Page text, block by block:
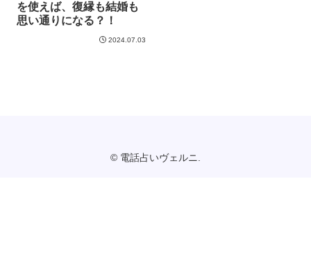
を使えば、復縁も結婚も
思い通りになる？！
2024.07.03
© 電話占いヴェルニ.